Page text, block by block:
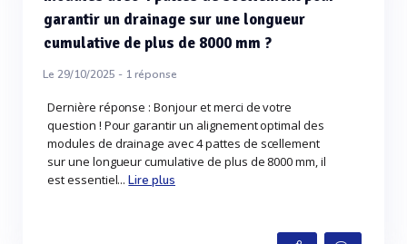
garantir un drainage sur une longueur
cumulative de plus de 8000 mm ?
Le 29/10/2025 - 1réponse
Dernière réponse : Bonjour et merci de votre
question ! Pour garantir un alignement optimal des
modules de drainage avec 4 pattes de scellement
sur une longueur cumulative de plus de 8000 mm, il
est essentiel...Lire plus